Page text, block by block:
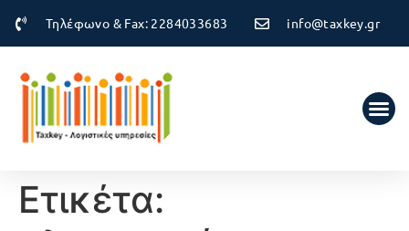
Τηλέφωνο & Fax: 2284033683 info@taxkey.gr
Ετικέτα: